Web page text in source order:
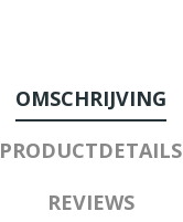
OMSCHRIJVING
PRODUCTDETAILS
REVIEWS